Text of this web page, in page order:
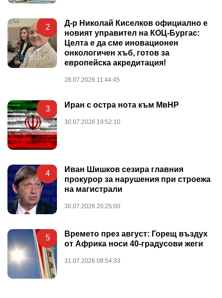
2
Д-р Николай Киселков официално е
новият управител на КОЦ-Бургас:
Целта е да сме иновационен
онкологичен хъб, готов за
европейска акредитация!
28.07.2026 11:44:45
3 Иран с остра нота към МвНР
30.07.2026 19:52:10
4
Иван Шишков сезира главния
прокурор за нарушения при строежа
на магистрали
30.07.2026 20:25:00
5
Времето през август: Горещ въздух
от Африка носи 40-градусови жеги
31.07.2026 08:54:33